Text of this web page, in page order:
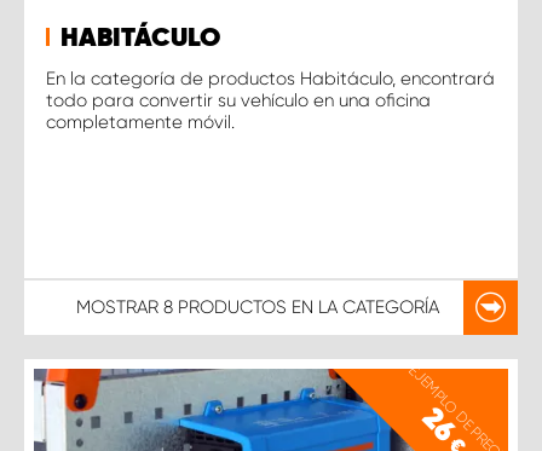
HABITÁCULO
En la categoría de productos Habitáculo, encontrará
todo para convertir su vehículo en una oficina
completamente móvil.
MOSTRAR 8 PRODUCTOS EN LA CATEGORÍA
EJEMPLO DE PRECIO
26